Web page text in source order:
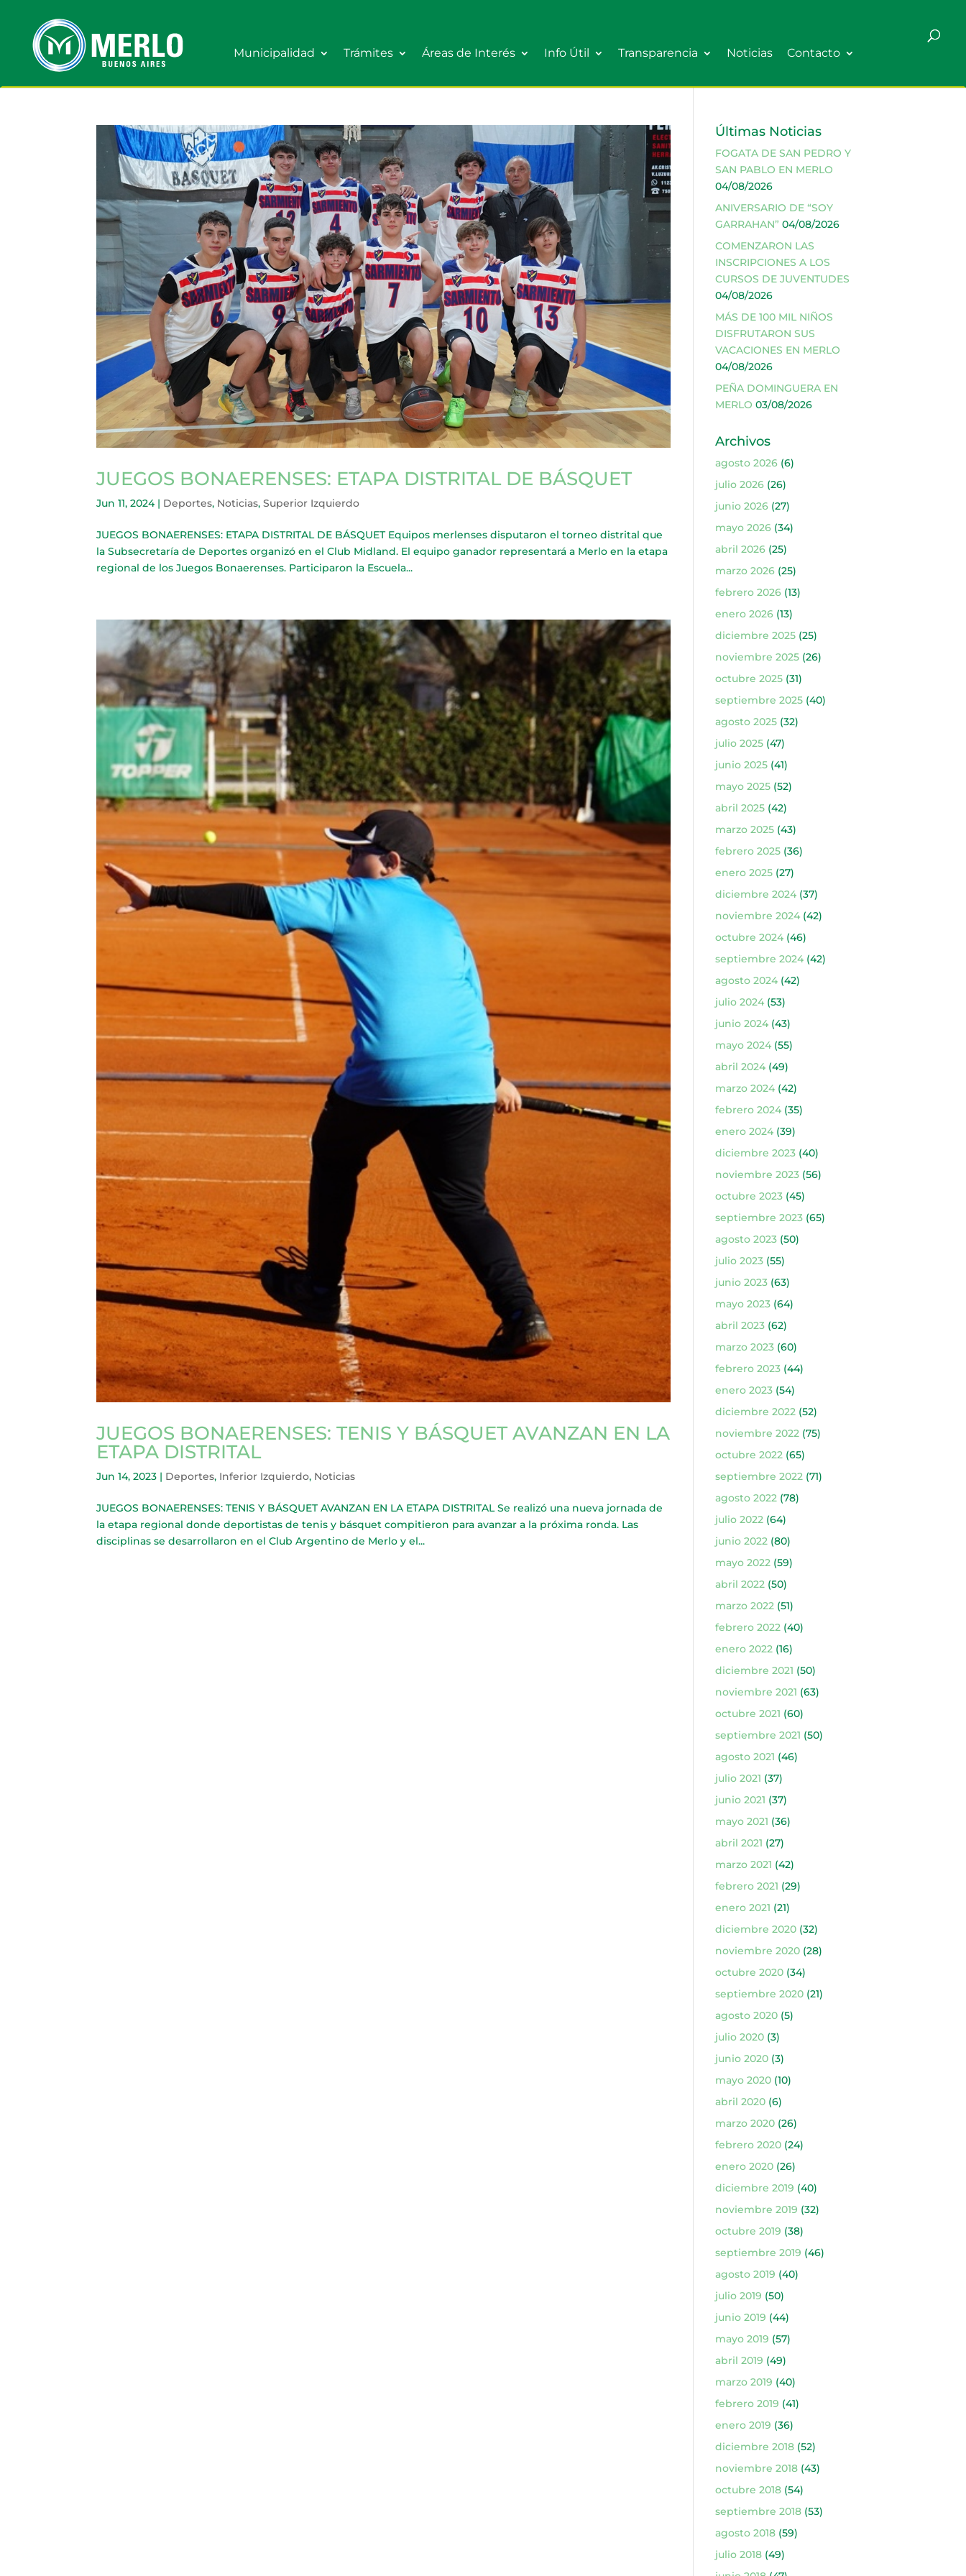
Municipalidad Trámites Áreas de Interés Info Útil Transparencia Noticias Contacto
JUEGOS BONAERENSES: ETAPA DISTRITAL DE BÁSQUET
Jun 11, 2024| Deportes, Noticias,Superior Izquierdo
JUEGOS BONAERENSES: ETAPA DISTRITAL DE BÁSQUET Equipos merlenses disputaron el torneo distrital que
la Subsecretaría de Deportes organizó en el Club Midland. El equipo ganador representará a Merlo en la etapa
regional de los Juegos Bonaerenses. Participaron la Escuela...
JUEGOS BONAERENSES: TENIS Y BÁSQUET AVANZAN EN LA
ETAPA DISTRITAL
Jun 14, 2023 | Deportes, Inferior Izquierdo, Noticias
JUEGOS BONAERENSES: TENIS Y BÁSQUET AVANZAN EN LA ETAPA DISTRITAL Se realizó una nueva jornada de
la etapa regional donde deportistas de tenis y básquet compitieron para avanzar a la próxima ronda. Las
disciplinas se desarrollaron en el Club Argentino de Merlo y el...
Últimas Noticias
FOGATA DE SAN PEDRO Y
SAN PABLO EN MERLO
04/08/2026
ANIVERSARIO DE “SOY
GARRAHAN” 04/08/2026
COMENZARON LAS
INSCRIPCIONES A LOS
CURSOS DE JUVENTUDES
04/08/2026
MÁS DE 100 MIL NIÑOS
DISFRUTARON SUS
VACACIONES EN MERLO
04/08/2026
PEÑA DOMINGUERA EN
MERLO 03/08/2026
Archivos
agosto 2026(6)
julio 2026(26)
junio 2026(27)
mayo 2026(34)
abril 2026(25)
marzo 2026(25)
febrero 2026(13)
enero 2026(13)
diciembre 2025(25)
noviembre 2025(26)
octubre 2025(31)
septiembre 2025(40)
agosto 2025(32)
julio 2025(47)
junio 2025(41)
mayo 2025(52)
abril 2025(42)
marzo 2025(43)
febrero 2025(36)
enero 2025(27)
diciembre 2024(37)
noviembre 2024(42)
octubre 2024(46)
septiembre 2024(42)
agosto 2024(42)
julio 2024(53)
junio 2024(43)
mayo 2024(55)
abril 2024(49)
marzo 2024(42)
febrero 2024(35)
enero 2024(39)
diciembre 2023(40)
noviembre 2023(56)
octubre 2023(45)
septiembre 2023(65)
agosto 2023(50)
julio 2023(55)
junio 2023(63)
mayo 2023(64)
abril 2023(62)
marzo 2023(60)
febrero 2023(44)
enero 2023(54)
diciembre 2022(52)
noviembre 2022(75)
octubre 2022(65)
septiembre 2022(71)
agosto 2022(78)
julio 2022(64)
junio 2022(80)
mayo 2022(59)
abril 2022(50)
marzo 2022(51)
febrero 2022(40)
enero 2022(16)
diciembre 2021 (50)
noviembre 2021 (63)
octubre 2021 (60)
septiembre 2021 (50)
agosto 2021 (46)
julio 2021 (37)
junio 2021 (37)
mayo 2021 (36)
abril 2021 (27)
marzo 2021 (42)
febrero 2021 (29)
enero 2021 (21)
diciembre 2020(32)
noviembre 2020(28)
octubre 2020(34)
septiembre 2020(21)
agosto 2020(5)
julio 2020(3)
junio 2020(3)
mayo 2020(10)
abril 2020(6)
marzo 2020(26)
febrero 2020(24)
enero 2020(26)
diciembre 2019 (40)
noviembre 2019 (32)
octubre 2019 (38)
septiembre 2019 (46)
agosto 2019 (40)
julio 2019 (50)
junio 2019 (44)
mayo 2019 (57)
abril 2019 (49)
marzo 2019 (40)
febrero 2019 (41)
enero 2019 (36)
diciembre 2018(52)
noviembre 2018(43)
octubre 2018(54)
septiembre 2018(53)
agosto 2018(59)
julio 2018(49)